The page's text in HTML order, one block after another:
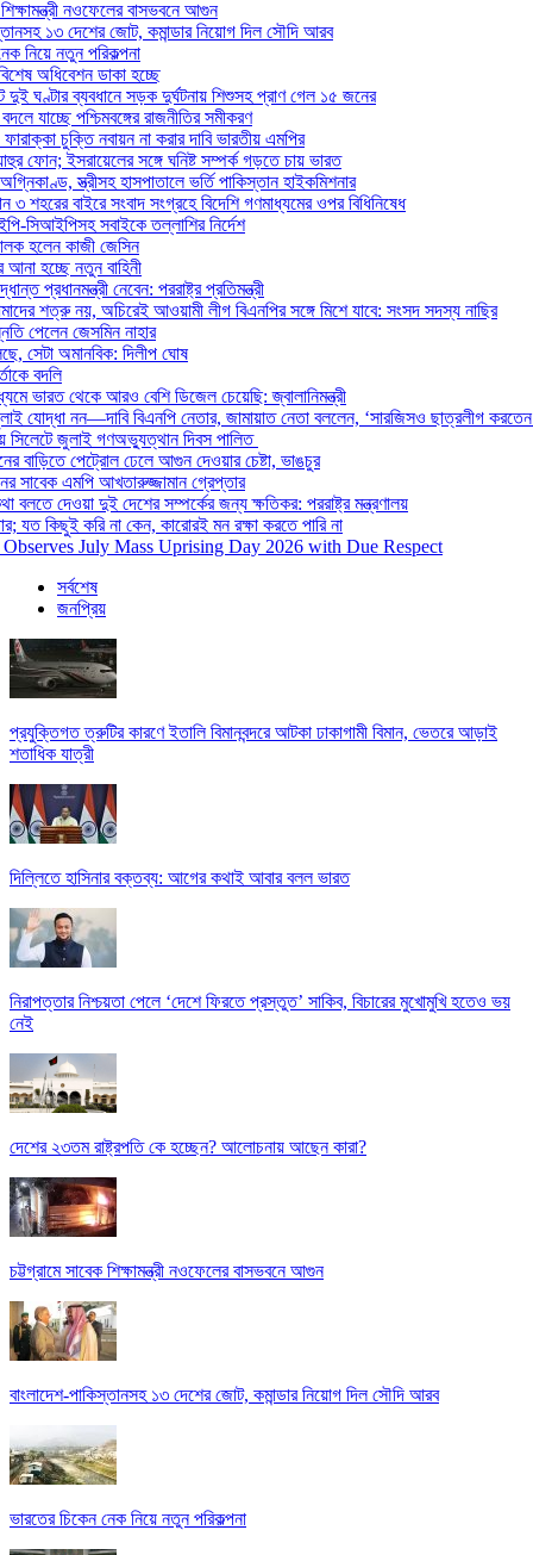
নওফেলের বাসভবনে আগুন
১৩ দেশের জোট, কমান্ডার নিয়োগ দিল সৌদি আরব
নিয়ে নতুন পরিকল্পনা
অধিবেশন ডাকা হচ্ছে
দুই ঘণ্টার ব্যবধানে সড়ক দুর্ঘটনায় শিশুসহ প্রাণ গেল ১৫ জনের
যাচ্ছে পশ্চিমবঙ্গের রাজনীতির সমীকরণ
ফারাক্কা চুক্তি নবায়ন না করার দাবি ভারতীয় এমপির
ফোন; ইসরায়েলের সঙ্গে ঘনিষ্ট সম্পর্ক গড়তে চায় ভারত
স্ত্রীসহ হাসপাতালে ভর্তি পাকিস্তান হাইকমিশনার
৩ শহরের বাইরে সংবাদ সংগ্রহে বিদেশি গণমাধ্যমের ওপর বিধিনিষেধ
সিআইপিসহ সবাইকে তল্লাশির নির্দেশ
হলেন কাজী জেসিন
হচ্ছে নতুন বাহিনী
প্রধানমন্ত্রী নেবেন: পররাষ্ট্র প্রতিমন্ত্রী
শত্রু নয়, অচিরেই আওয়ামী লীগ বিএনপির সঙ্গে মিশে যাবে: সংসদ সদস্য নাছির
পেলেন জেসমিন নাহার
সেটা অমানবিক: দিলীপ ঘোষ
বদলি
ভারত থেকে আরও বেশি ডিজেল চেয়েছি: জ্বালানিমন্ত্রী
যোদ্ধা নন—দাবি বিএনপি নেতার, জামায়াত নেতা বললেন, ‘সারজিসও ছাত্রলীগ
সিলেটে জুলাই গণঅভ্যুত্থান দিবস পালিত
বাড়িতে পেট্রোল ঢেলে আগুন দেওয়ার চেষ্টা, ভাঙচুর
সাবেক এমপি আখতারুজ্জামান গ্রেপ্তার
বলতে দেওয়া দুই দেশের সম্পর্কের জন্য ক্ষতিকর: পররাষ্ট্র মন্ত্রণালয়
যত কিছুই করি না কেন, কারোরই মন রক্ষা করতে পারি না
July Mass Uprising Day 2026 with Due Respect
সর্বশেষ
জনপ্রিয়
প্রযুক্তিগত ত্রুটির কারণে ইতালি বিমানবন্দরে আটকা ঢাকাগামী বিমান, ভেতরে আড়াই
শতাধিক যাত্রী
দিল্লিতে হাসিনার বক্তব্য: আগের কথাই আবার বলল ভারত
নিরাপত্তার নিশ্চয়তা পেলে ‘দেশে ফিরতে প্রস্তুত’ সাকিব, বিচারের মুখোমুখি হতেও ভয়
নেই
দেশের ২৩তম রাষ্ট্রপতি কে হচ্ছেন? আলোচনায় আছেন কারা?
চট্টগ্রামে সাবেক শিক্ষামন্ত্রী নওফেলের বাসভবনে আগুন
বাংলাদেশ-পাকিস্তানসহ ১৩ দেশের জোট, কমান্ডার নিয়োগ দিল সৌদি আরব
ভারতের চিকেন নেক নিয়ে নতুন পরিকল্পনা